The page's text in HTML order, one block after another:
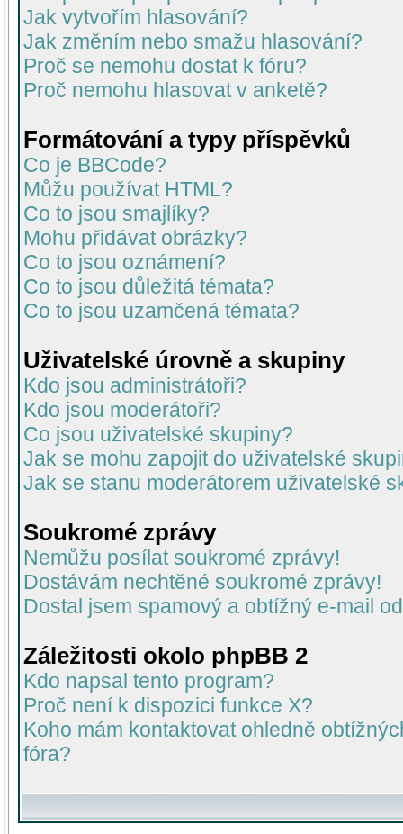
Jak vytvořím hlasování?
Jak změním nebo smažu hlasování?
Proč se nemohu dostat k fóru?
Proč nemohu hlasovat v anketě?
Formátování a typy příspěvků
Co je BBCode?
Můžu používat HTML?
Co to jsou smajlíky?
Mohu přidávat obrázky?
Co to jsou oznámení?
Co to jsou důležitá témata?
Co to jsou uzamčená témata?
Uživatelské úrovně a skupiny
Kdo jsou administrátoři?
Kdo jsou moderátoři?
Co jsou uživatelské skupiny?
Jak se mohu zapojit do uživatelské
Jak se stanu moderátorem uživatelské
Soukromé zprávy
Nemůžu posílat soukromé zprávy!
Dostávám nechtěné soukromé zprávy!
Dostal jsem spamový a obtížný e-mail
Záležitosti okolo phpBB 2
Kdo napsal tento program?
Proč není k dispozici funkce X?
Koho mám kontaktovat ohledně
fóra?